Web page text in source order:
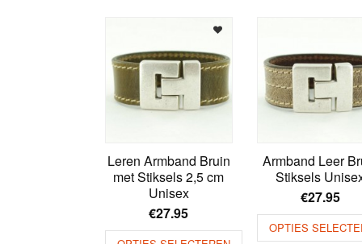
Leren Armband Bruin
met Stiksels 2,5 cm
Unisex
€27.95
Armband Leer
Stiksels
€27.95
OPTIES